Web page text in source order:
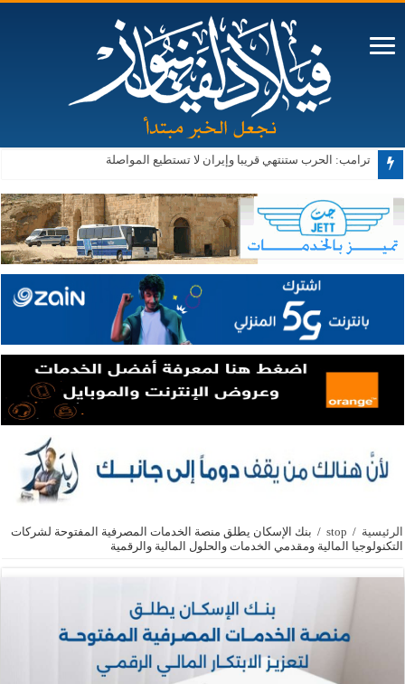
ترامب: الحرب ستنتهي قريبا وإيران لا تستطيع المواصلة
الرئيسية /
stop
/ بنك الإسكان يطلق منصة الخدمات المصرفية المفتوحة لشركات
التكنولوجيا المالية ومقدمي الخدمات والحلول المالية والرقمية